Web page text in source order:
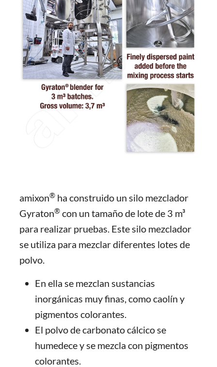
amixon® ha construido un silo mezclador
Gyraton® con un tamaño de lote de 3 m³
para realizar pruebas. Este silo mezclador
se utiliza para mezclar diferentes lotes de
polvo.
En ella se mezclan sustancias
inorgánicas muy finas, como caolín y
pigmentos colorantes.
El polvo de carbonato cálcico se
humedece y se mezcla con pigmentos
colorantes.